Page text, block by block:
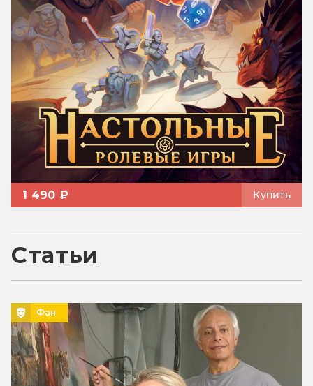
1 490 ₽ Купить
Статьи
Фан